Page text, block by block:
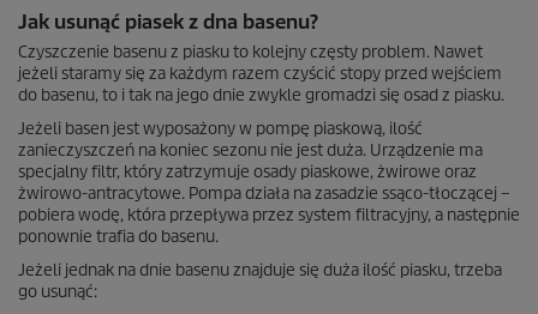
Jak usunąć piasek z dna basenu?
Czyszczenie basenu z piasku to kolejny częsty problem. Nawet
jeżeli staramy się za każdym razem czyścić stopy przed wejściem
do basenu, to i tak na jego dnie zwykle gromadzi się osad z piasku.
Jeżeli basen jest wyposażony w pompę piaskową, ilość
zanieczyszczeń na koniec sezonu nie jest duża. Urządzenie ma
specjalny filtr, który zatrzymuje osady piaskowe, żwirowe oraz
żwirowo-antracytowe. Pompa działa na zasadzie ssąco-tłoczącej –
pobiera wodę, która przepływa przez system filtracyjny, a następnie
ponownie trafia do basenu.
Jeżeli jednak na dnie basenu znajduje się duża ilość piasku, trzeba
go usunąć: